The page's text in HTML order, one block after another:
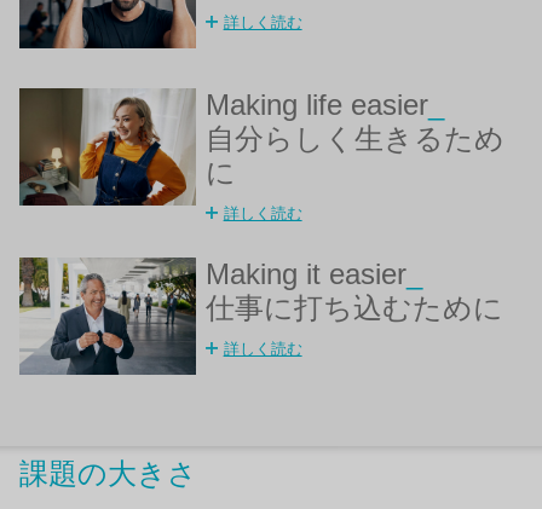
詳しく読む
Making life easier_
自分らしく生きるため
に
詳しく読む
Making it easier_
仕事に打ち込むために
詳しく読む
課題の大きさ